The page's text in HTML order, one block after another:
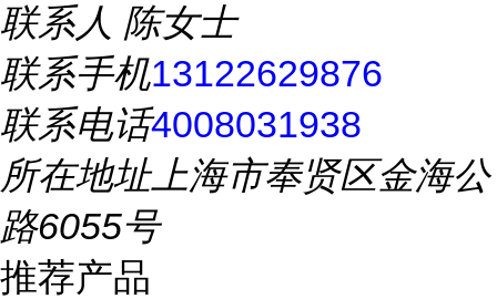
联系人 陈女士
联系手机13122629876
联系电话4008031938
所在地址上海市奉贤区金海公
路6055号
推荐产品